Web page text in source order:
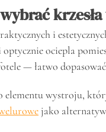
i
ociepla
— łatwo
elementu wystroju,
jako